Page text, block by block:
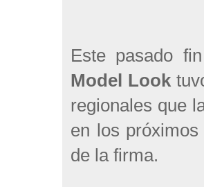
Este pasado
Model Look
regionales que
en los
de la firma.